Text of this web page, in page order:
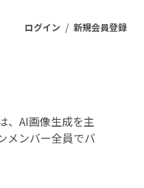
ログイン / 新規会員登録
、AI画像生成を主
メンバー全員でバ